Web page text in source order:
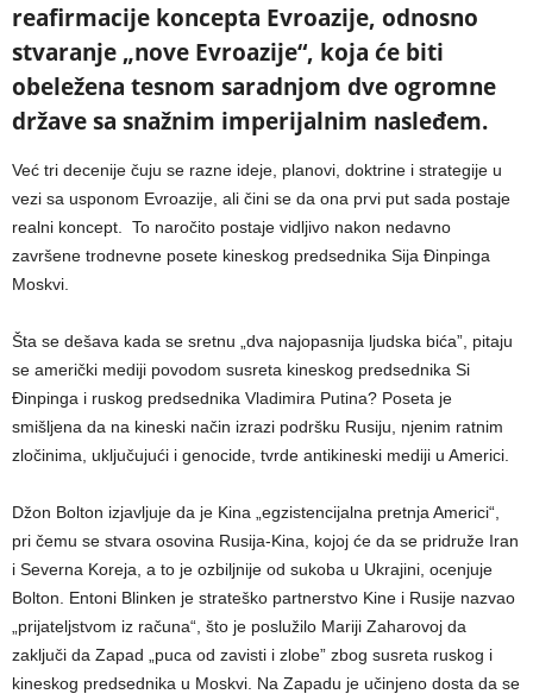
reafirmacije koncepta Evroazije, odnosno
stvaranje „nove Evroazije“, koja će biti
obeležena tesnom saradnjom dve ogromne
države sa snažnim imperijalnim nasleđem.
Već tri decenije čuju se razne ideje, planovi, doktrine i strategije u
vezi sa usponom Evroazije, ali čini se da ona prvi put sada postaje
realni koncept. To naročito postaje vidljivo nakon nedavno
završene trodnevne posete kineskog predsednika Sija Đinpinga
Moskvi.
Šta se dešava kada se sretnu „dva najopasnija ljudska bića”, pitaju
se američki mediji povodom susreta kineskog predsednika Si
Đinpinga i ruskog predsednika Vladimira Putina? Poseta je
smišljena da na kineski način izrazi podršku Rusiju, njenim ratnim
zločinima, uključujući i genocide, tvrde antikineski mediji u Americi.
Džon Bolton izjavljuje da je Kina „egzistencijalna pretnja Americi“,
pri čemu se stvara osovina Rusija-Kina, kojoj će da se pridruže Iran
i Severna Koreja, a to je ozbiljnije od sukoba u Ukrajini, ocenjuje
Bolton. Entoni Blinken je strateško partnerstvo Kine i Rusije nazvao
„prijateljstvom iz računa“, što je poslužilo Mariji Zaharovoj da
zaključi da Zapad „puca od zavisti i zlobe” zbog susreta ruskog i
kineskog predsednika u Moskvi. Na Zapadu je učinjeno dosta da se